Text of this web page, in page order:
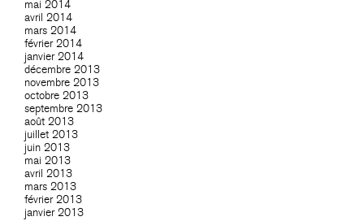
mai 2014
avril 2014
mars 2014
février 2014
janvier 2014
décembre 2013
novembre 2013
octobre 2013
septembre 2013
août 2013
juillet 2013
juin 2013
mai 2013
avril 2013
mars 2013
février 2013
janvier 2013